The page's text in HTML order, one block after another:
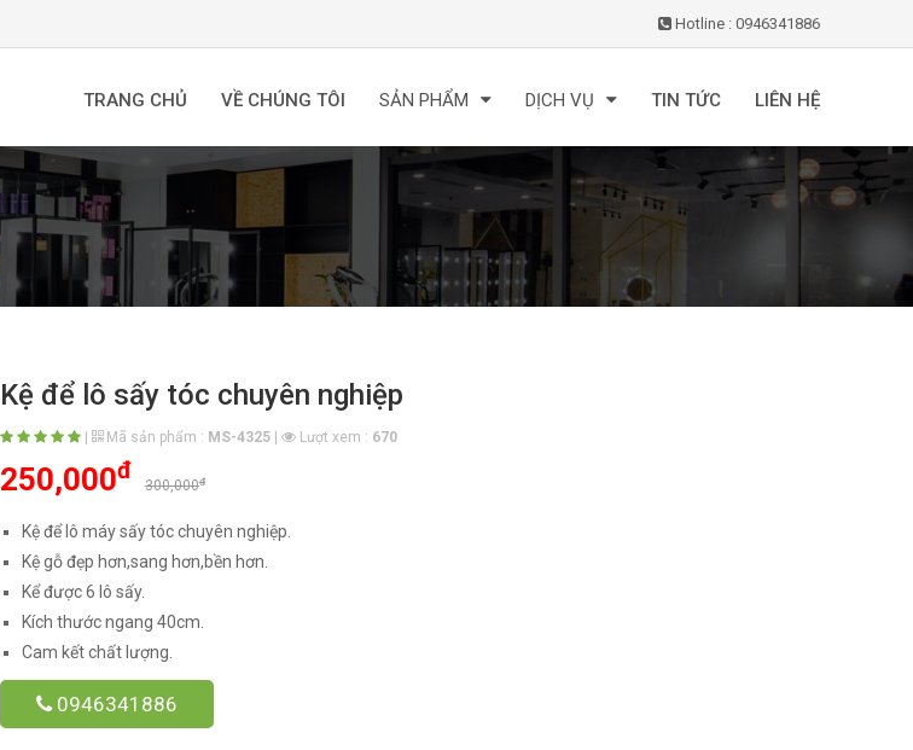
Hotline : 0946341886
TRANG CHỦ VỀ CHÚNG TÔI SẢN PHẨM DỊCH VỤ TIN TỨC LIÊN HỆ
Kệ để lô sấy tóc chuyên nghiệp
Mã sản phẩm : MS-4325 Lượt xem : 670
250,000đ
300,000đ
Kệ để lô máy sấy tóc chuyên nghiệp.
Kệ gỗ đẹp hơn,sang hơn,bền hơn.
Kể được 6 lô sấy.
Kích thước ngang 40cm.
Cam kết chất lượng.
0946341886